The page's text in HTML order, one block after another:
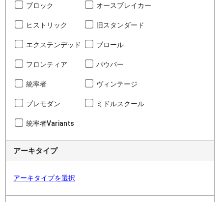
ブロック オースブレイカー
ヒストリック 旧スタンダード
エクステンデッド ブロール
フロンティア パウパー
統率者 ヴィンテージ
プレモダン ミドルスクール
統率者Variants
アーキタイプ
アーキタイプを選択